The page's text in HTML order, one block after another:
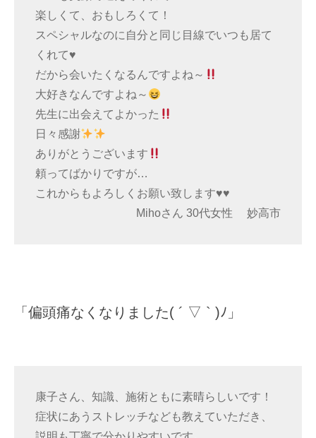
楽しくて、おもしろくて！
スペシャルなのに自分と同じ目線でいつも居て
くれて♥
だから会いたくなるんですよね～
大好きなんですよね～
先生に出会えてよかった
日々感謝
ありがとうございます
頼ってばかりですが…
これからもよろしくお願い致します♥♥
Mihoさん 30代女性 妙高市
「偏頭痛なくなりました( ´ ▽ ` )ﾉ」
康子さん、知識、施術ともに素晴らしいです！
症状にあうストレッチなども教えていただき、